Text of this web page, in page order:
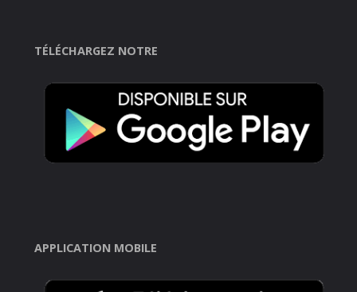
TÉLÉCHARGEZ NOTRE
APPLICATION MOBILE